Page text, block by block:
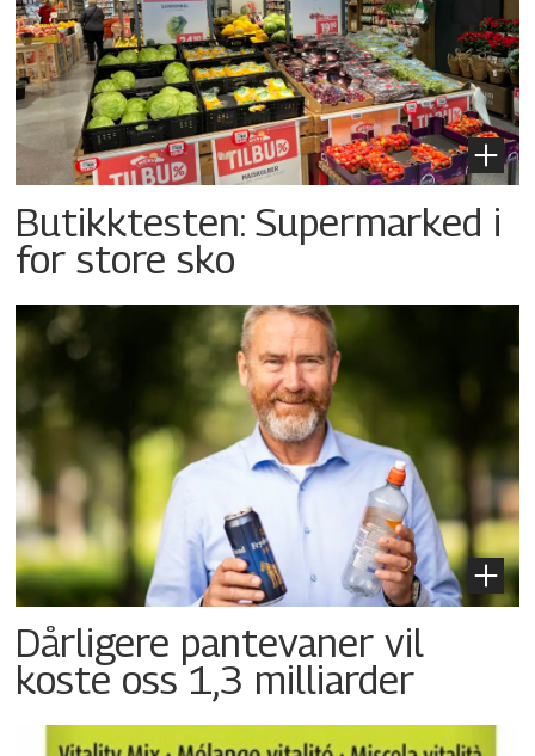
Butikktesten: Supermarked i
for store sko
Dårligere pantevaner vil
koste oss 1,3 milliarder